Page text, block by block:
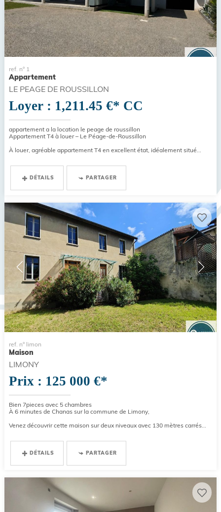
ref. n° 1
Appartement
LE PEAGE DE ROUSSILLON
Loyer : 1,211.45 €* CC
appartement a la location le peage de roussillon
Appartement T4 à louer – Le Péage-de-Roussillon
À louer, agréable appartement T4 en excellent état, idéalement situé...
DÉTAILS PARTAGER
ref. n° limon
Maison
LIMONY
Prix : 125 000 €*
Bien 7pieces avec 5 chambres
À 6 minutes de Chanas sur la commune de Limony,
Venez découvrir cette maison sur deux niveaux avec 130 mètres carrés...
DÉTAILS PARTAGER